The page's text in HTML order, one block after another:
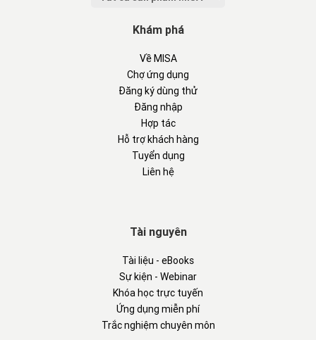
Khám phá
Về MISA
Chợ ứng dụng
Đăng ký dùng thử
Đăng nhập
Hợp tác
Hỗ trợ khách hàng
Tuyển dụng
Liên hệ
Tài nguyên
Tài liệu - eBooks
Sự kiện - Webinar
Khóa học trực tuyến
Ứng dụng miễn phí
Trắc nghiệm chuyên môn